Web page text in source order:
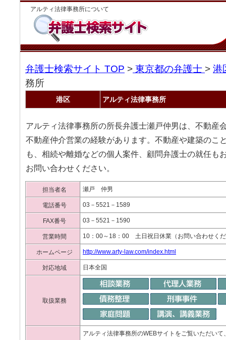
アルティ法律事務所について
弁護士検索サイト TOP > 東京都の弁護士 > 港
務所
港区 アルティ法律事務所
アルティ法律事務所の所長弁護士瀬戸仲男は、不動産
不動産仲介営業の経験があります。不動産や建築のこ
も、相続や離婚などの個人案件、顧問弁護士の就任も
お問い合わせください。
担当者名 瀬戸 仲男
電話番号 03－5521－1589
FAX番号 03－5521－1590
営業時間 10：00～18：00 土日祝日休業（お問い合わせく
ホームページ http://www.arty-law.com/index.html
対応地域 日本全国
取扱業務
アルティ法律事務所のWEBサイトをご覧いただい